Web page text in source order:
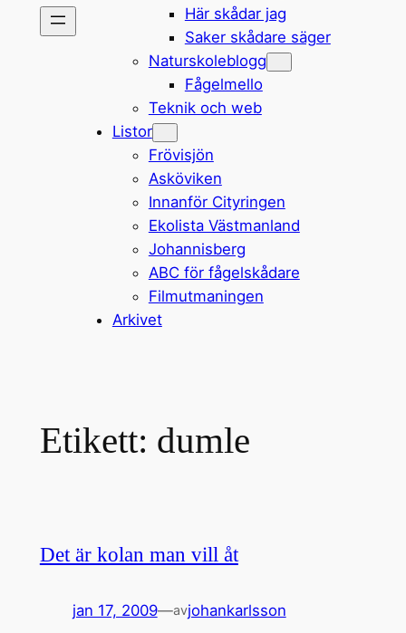
Här skådar jag
Saker skådare säger
Naturskoleblogg
Fågelmello
Teknik och web
Listor
Frövisjön
Asköviken
Innanför Cityringen
Ekolista Västmanland
Johannisberg
ABC för fågelskådare
Filmutmaningen
Arkivet
Etikett: dumle
Det är kolan man vill åt
jan 17, 2009—avjohankarlsson